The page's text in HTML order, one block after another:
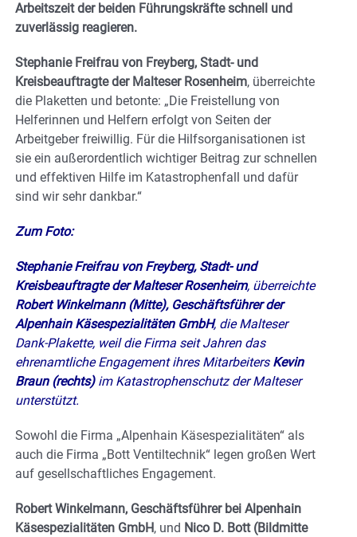
Arbeitszeit der beiden Führungskräfte schnell und
zuverlässig reagieren.
Stephanie Freifrau von Freyberg, Stadt- und
Kreisbeauftragte der Malteser Rosenheim, überreichte
die Plaketten und betonte: „Die Freistellung von
Helferinnen und Helfern erfolgt von Seiten der
Arbeitgeber freiwillig. Für die Hilfsorganisationen ist
sie ein außerordentlich wichtiger Beitrag zur schnellen
und effektiven Hilfe im Katastrophenfall und dafür
sind wir sehr dankbar.“
Zum Foto:
Stephanie Freifrau von Freyberg, Stadt- und
Kreisbeauftragte der Malteser Rosenheim, überreichte
Robert Winkelmann (Mitte), Geschäftsführer der
Alpenhain Käsespezialitäten GmbH, die Malteser
Dank-Plakette, weil die Firma seit Jahren das
ehrenamtliche Engagement ihres Mitarbeiters Kevin
Braun (rechts)im Katastrophenschutz der Malteser
unterstützt.
Sowohl die Firma „Alpenhain Käsespezialitäten“ als
auch die Firma „Bott Ventiltechnik“ legen großen Wert
auf gesellschaftliches Engagement.
Robert Winkelmann, Geschäftsführer bei Alpenhain
Käsespezialitäten GmbH, und Nico D. Bott (Bildmitte